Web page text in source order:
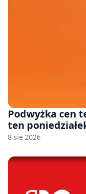
Podwyżka cen
ten
8 sie 2026